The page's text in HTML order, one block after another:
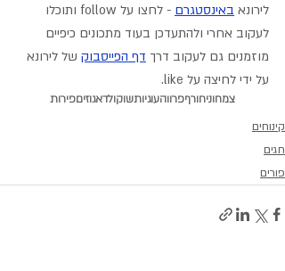
לירונא באינסטגרם
- לחצו על follow ותוכלו
לעקוב אחרי ולהתעדכן בעוד מתכונים כיפיים
מוזמנים גם לעקוב דרך דף הפייסבוק של לירונא
על ידי לחיצה על like.
צמחוניחורףפרווהעוגיותשוקולדאגוזיםפירות
קינוחים
חגים
פורים